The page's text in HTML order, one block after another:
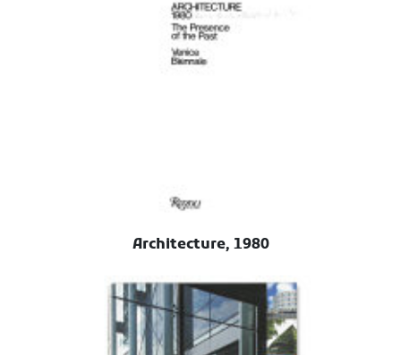
Architecture, 1980